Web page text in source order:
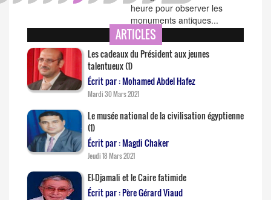
heure pour observer les
monuments antiques...
ARTICLES
Les cadeaux du Président aux jeunes
talentueux (1)
Écrit par : Mohamed Abdel Hafez
Mardi 30 Mars 2021
Le musée national de la civilisation égyptienne
(1)
Écrit par : Magdi Chaker
Jeudi 18 Mars 2021
El-Djamali et le Caire fatimide
Écrit par : Père Gérard Viaud